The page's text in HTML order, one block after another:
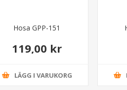
Hosa GPP-151
119,00 kr
LÄGG I VARUKORG